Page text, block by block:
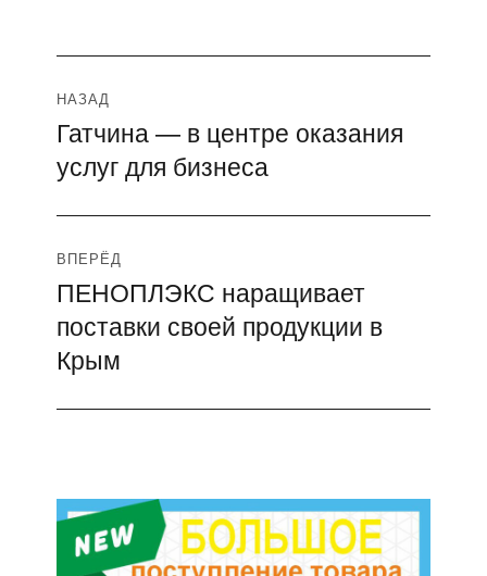
Навигация
по
записям
НАЗАД
Предыдущая
запись:
Гатчина — в центре оказания
услуг для бизнеса
ВПЕРЁД
Следующая
запись:
ПЕНОПЛЭКС наращивает
поставки своей продукции в
Крым